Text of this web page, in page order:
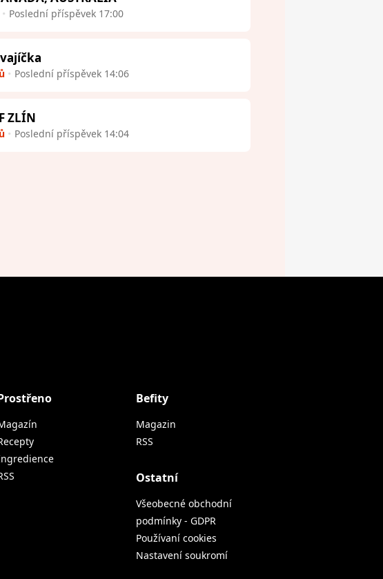
Poslední příspěvek 17:00
Poslední příspěvek 14:06
ZLÍN
Poslední příspěvek 14:04
Befity
Magazin
RSS
Ostatní
Všeobecné obchodní
podmínky - GDPR
Používaní cookies
Nastavení soukromí